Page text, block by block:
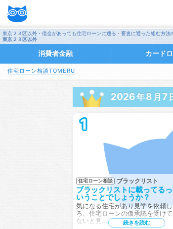
東京２３区以外・借金があっても住宅ローンに通る・審査に通った組む方法
東京２３区以外
消費者金融 カード
住宅ローン相談TOMERU
2026年8 月 7
1
住宅ローン相談 ブラックリスト
ブラックリストに載ってる
いうことでしょうか？
気になる住宅があり見学を依頼し
ろ、住宅ローンの仮承認を受け
ないと見…
続きを読む